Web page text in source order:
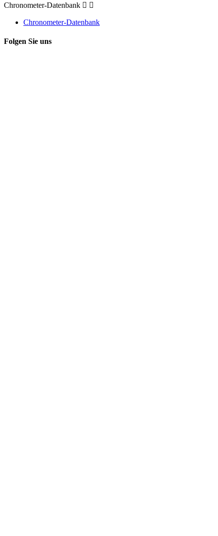
Chronometer-Datenbank  
Chronometer-Datenbank
Folgen Sie uns